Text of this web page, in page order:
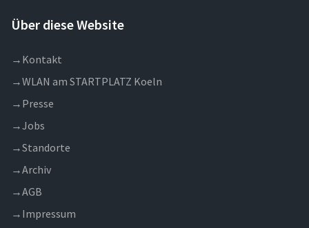
Über diese Website
→ Kontakt
→WLAN am STARTPLATZ Koeln
→ Presse
→Jobs
→Standorte
→Archiv
→AGB
→ Impressum